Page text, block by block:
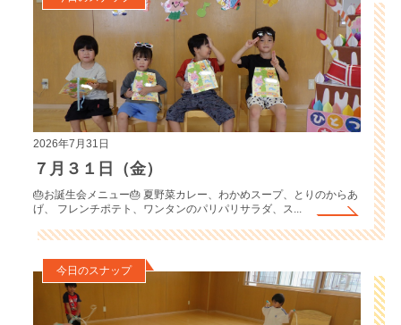
2026年7月31日
７月３１日（金）
🎂お誕生会メニュー🎂 夏野菜カレー、わかめスープ、とりのからあ
げ、 フレンチポテト、ワンタンのパリパリサラダ、ス...
今日のスナップ